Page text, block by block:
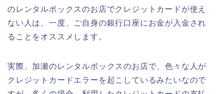
のレンタルボックスのお店でクレジットカードが使え
ない人は、一度、ご自身の銀行口座にお金が入金され
ることをオススメします。
実際、加瀬のレンタルボックスのお店で、色々な人が
クレジットカードエラーを起こしているみたいなので